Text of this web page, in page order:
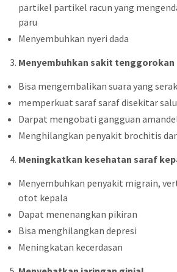
partikel partikel racun yang
paru
Menyembuhkan nyeri dada
Menyembuhkan sakit tenggorokan
Bisa mengembalikan suara yang
memperkuat saraf saraf disekitar
Darpat mengobati gangguan
Menghilangkan penyakit brochitis
Meningkatkan kesehatan saraf
Menyembuhkan penyakit migrain,
otot kepala
Dapat menenangkan pikiran
Bisa menghilangkan depresi
Meningkatan kecerdasan